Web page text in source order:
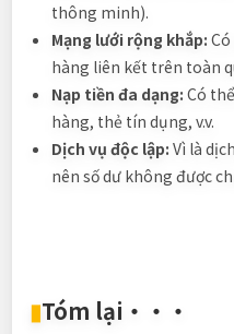
thông minh).
Mạng lưới rộng khắp:
hàng liên kết trên toàn
Nạp tiền đa dạng: Có
hàng, thẻ tín dụng, v.v.
Dịch vụ độc lập: Vì là
nên số dư không được
▮Tóm lại ・・・